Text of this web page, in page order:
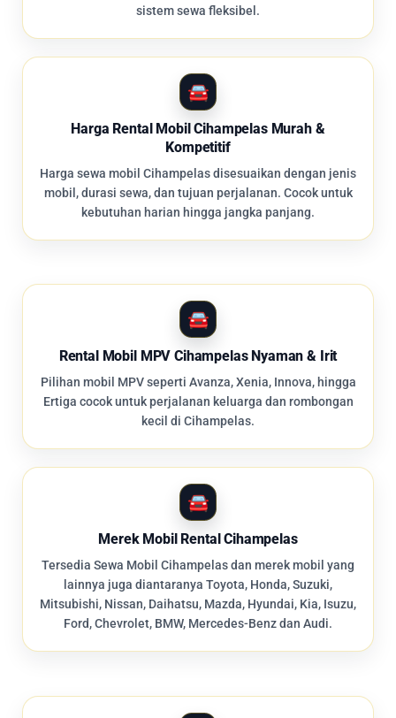
sistem sewa fleksibel.
Harga Rental Mobil Cihampelas Murah &
Kompetitif
Harga sewa mobil Cihampelas disesuaikan dengan jenis
mobil, durasi sewa, dan tujuan perjalanan. Cocok untuk
kebutuhan harian hingga jangka panjang.
Rental Mobil MPV Cihampelas Nyaman & Irit
Pilihan mobil MPV seperti Avanza, Xenia, Innova, hingga
Ertiga cocok untuk perjalanan keluarga dan rombongan
kecil di Cihampelas.
Merek Mobil Rental Cihampelas
Tersedia Sewa Mobil Cihampelas dan merek mobil yang
lainnya juga diantaranya Toyota, Honda, Suzuki,
Mitsubishi, Nissan, Daihatsu, Mazda, Hyundai, Kia, Isuzu,
Ford, Chevrolet, BMW, Mercedes-Benz dan Audi.